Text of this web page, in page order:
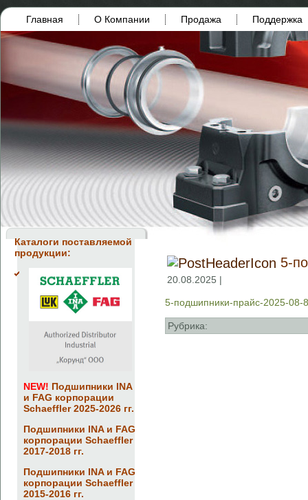
Главная О Компании Продажа Поддержка
Каталоги поставляемой
продукции:
NEW! Подшипники INA
и FAG корпорации
Schaeffler 2025-2026 гг.
Подшипники INA и FAG
корпорации Schaeffler
2017-2018 гг.
Подшипники INA и FAG
корпорации Schaeffler
2015-2016 гг.
5-
20.08.2025 |
5-подшипники-прайс-2025-08-
Рубрика: